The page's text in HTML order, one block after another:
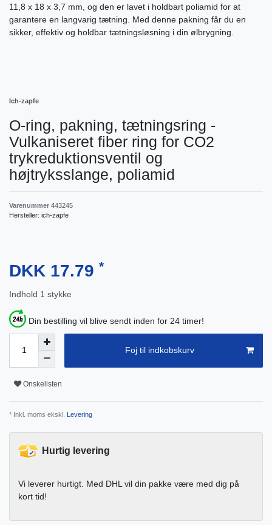
11,8 x 18 x 3,7 mm, og den er lavet i holdbart poliamid for at
garantere en langvarig tætning. Med denne pakning får du en
sikker, effektiv og holdbar tætningsløsning i din ølbrygning.
Ich-zapfe
O-ring, pakning, tætningsring -
Vulkaniseret fiber ring for CO2
trykreduktionsventil og
højtryksslange, poliamid
Varenummer 443245
Hersteller: ich-zapfe
DKK 17.79 *
Indhold 1 stykke
Din bestilling vil blive sendt inden for 24 timer!
Foj til indkobskurv
Onskelisten
* Inkl. moms ekskl. Levering
Hurtig levering
Vi leverer hurtigt. Med DHL vil din pakke være med dig på
kort tid!